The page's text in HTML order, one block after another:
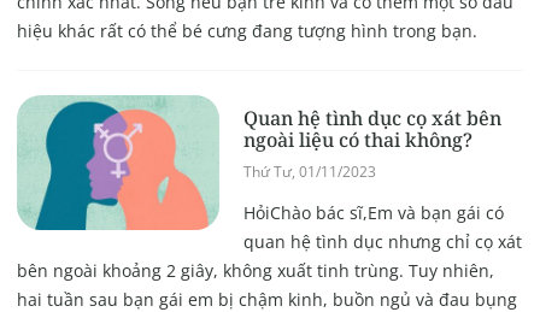
hiệu khác rất có thể bé cưng đang tượng hình trong bạn.
Quan hệ tình dục cọ xát bên
ngoài liệu có thai không?
Thứ Tư, 01/11/2023
HỏiChào bác sĩ,Em và bạn gái có
quan hệ tình dục nhưng chỉ cọ xát
bên ngoài khoảng 2 giây, không xuất tinh trùng. Tuy nhiên,
hai tuần sau bạn gái em bị chậm kinh, buồn ngủ và đau bụng